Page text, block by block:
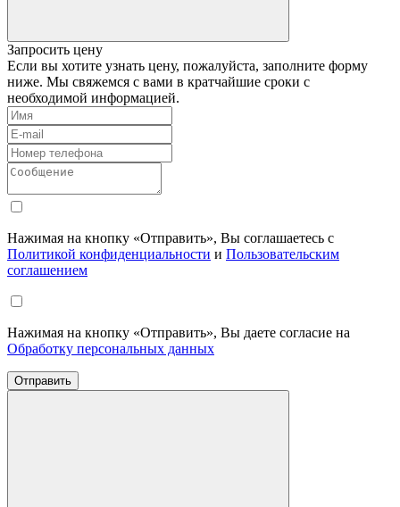
Запросить цену
Если вы хотите узнать цену, пожалуйста, заполните форму
ниже. Мы свяжемся с вами в кратчайшие сроки с
необходимой информацией.
Нажимая на кнопку «Отправить», Вы соглашаетесь с
Политикой конфиденциальности и Пользовательским
соглашением
Нажимая на кнопку «Отправить», Вы даете согласие на
Обработку персональных данных
Отправить